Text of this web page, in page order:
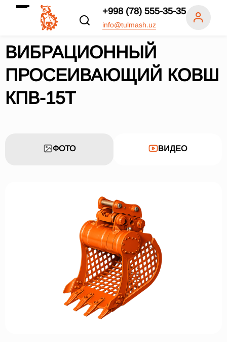
+998 (78) 555-35-35
info@tulmash.uz
ВИБРАЦИОННЫЙ
ПРОСЕИВАЮЩИЙ КОВШ
КПВ-15Т
ФОТО ВИДЕО